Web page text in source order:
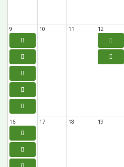
9 10 11 12
16 17 18 19